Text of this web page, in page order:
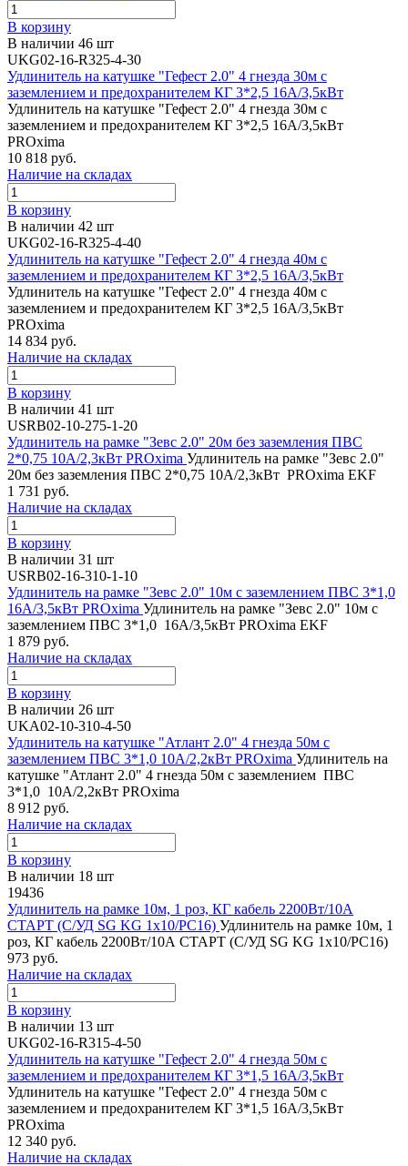
В корзину
В наличии 46 шт
UKG02-16-R325-4-30
Удлинитель на катушке "Гефест 2.0" 4 гнезда 30м с
заземлением и предохранителем КГ 3*2,5 16А/3,5кВт
Удлинитель на катушке "Гефест 2.0" 4 гнезда 30м с
заземлением и предохранителем КГ 3*2,5 16А/3,5кВт
PROxima
10 818 руб.
Наличие на складах
В корзину
В наличии 42 шт
UKG02-16-R325-4-40
Удлинитель на катушке "Гефест 2.0" 4 гнезда 40м с
заземлением и предохранителем КГ 3*2,5 16А/3,5кВт
Удлинитель на катушке "Гефест 2.0" 4 гнезда 40м с
заземлением и предохранителем КГ 3*2,5 16А/3,5кВт
PROxima
14 834 руб.
Наличие на складах
В корзину
В наличии 41 шт
USRB02-10-275-1-20
Удлинитель на рамке "Зевс 2.0" 20м без заземления ПВС
2*0,75 10А/2,3кВт PROxima Удлинитель на рамке "Зевс 2.0"
20м без заземления ПВС 2*0,75 10А/2,3кВт PROxima EKF
1 731 руб.
Наличие на складах
В корзину
В наличии 31 шт
USRB02-16-310-1-10
Удлинитель на рамке "Зевс 2.0" 10м с заземлением ПВС 3*1,0
16А/3,5кВт PROxima Удлинитель на рамке "Зевс 2.0" 10м с
заземлением ПВС 3*1,0 16А/3,5кВт PROxima EKF
1 879 руб.
Наличие на складах
В корзину
В наличии 26 шт
UKA02-10-310-4-50
Удлинитель на катушке "Атлант 2.0" 4 гнезда 50м с
заземлением ПВС 3*1,0 10А/2,2кВт PROxima Удлинитель на
катушке "Атлант 2.0" 4 гнезда 50м с заземлением ПВС
3*1,0 10А/2,2кВт PROxima
8 912 руб.
Наличие на складах
В корзину
В наличии 18 шт
19436
Удлинитель на рамке 10м, 1 роз, КГ кабель 2200Вт/10А
СТАРТ (С/УД SG KG 1х10/РС16) Удлинитель на рамке 10м, 1
роз, КГ кабель 2200Вт/10А СТАРТ (С/УД SG KG 1х10/РС16)
973 руб.
Наличие на складах
В корзину
В наличии 13 шт
UKG02-16-R315-4-50
Удлинитель на катушке "Гефест 2.0" 4 гнезда 50м с
заземлением и предохранителем КГ 3*1,5 16А/3,5кВт
Удлинитель на катушке "Гефест 2.0" 4 гнезда 50м с
заземлением и предохранителем КГ 3*1,5 16А/3,5кВт
PROxima
12 340 руб.
Наличие на складах